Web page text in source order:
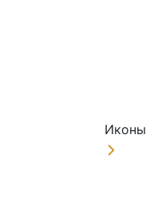
Иконы